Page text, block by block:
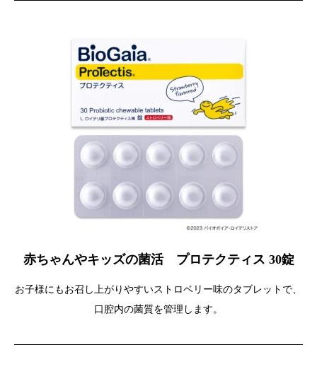
赤ちゃんやキッズの菌活 プロテクティス 30錠
お子様にもお召し上がりやすいストロベリー味のタブレットで、
口腔内の菌質を管理します。